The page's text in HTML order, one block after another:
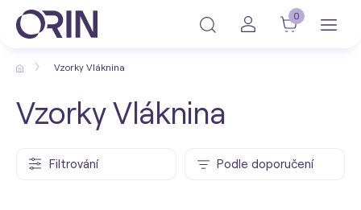
0
Vzorky Vláknina
Vzorky Vláknina
Filtrování Podle doporučení